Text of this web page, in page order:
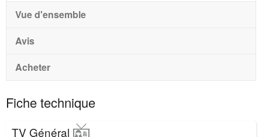
Vue d'ensemble
Avis
Acheter
Fiche technique
TV Général